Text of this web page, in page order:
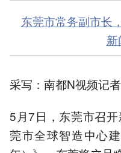
东莞市常务副市长
采写：南都N视频记
5月7日，东莞市召
莞市全球智造中心